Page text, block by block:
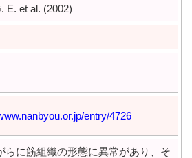
E. et al. (2002)
entry/4726
らに筋組織の形態に異常があり、そ